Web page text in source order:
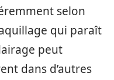
selon
qui paraît
peut
dans d’autres